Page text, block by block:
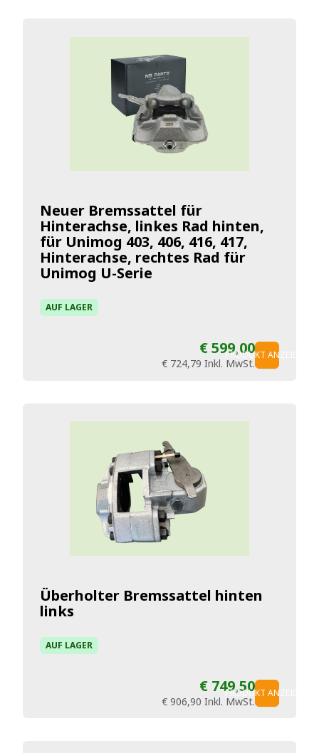
Neuer Bremssattel für
Hinterachse, linkes Rad hinten,
für Unimog 403, 406, 416, 417,
Hinterachse, rechtes Rad für
Unimog U-Serie
AUF LAGER
€ 599,00
€ 724,79 Inkl. MwSt.
PRODUKT ANZEIGEN
Überholter Bremssattel hinten
links
AUF LAGER
€ 749,50
€ 906,90 Inkl. MwSt.
PRODUKT ANZEIGEN